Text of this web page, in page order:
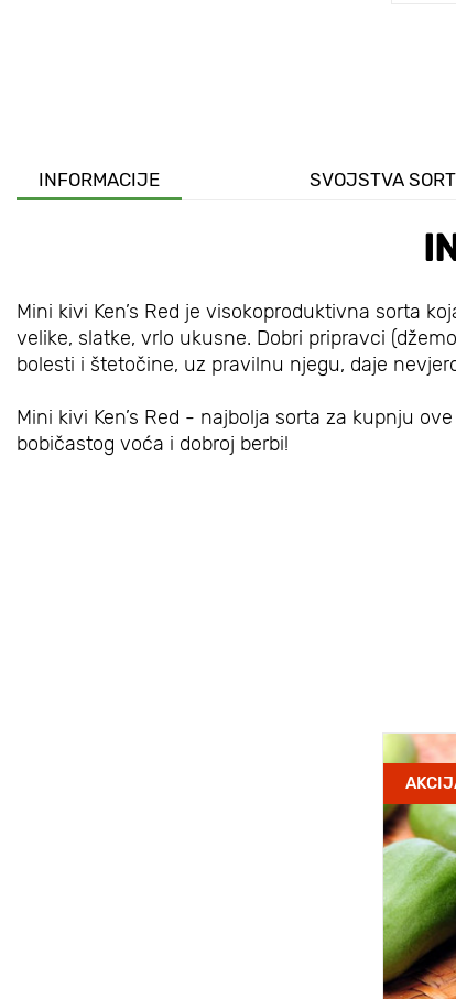
INFORMACIJE SVOJSTVA
Mini kivi Ken’s Red je visokoproduktivna sorta
velike, slatke, vrlo ukusne. Dobri pripravci
bolesti i štetočine, uz pravilnu njegu, daje
Mini kivi Ken’s Red - najbolja sorta za kupnju
bobičastog voća i dobroj berbi!